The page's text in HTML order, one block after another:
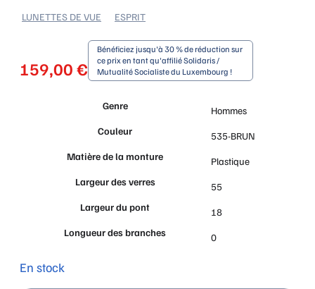
LUNETTES DE VUE ESPRIT
159,00 €
Bénéficiez jusqu'à 30 % de réduction sur
ce prix en tant qu'affilié Solidaris /
Mutualité Socialiste du Luxembourg !
Genre
Hommes
Couleur
535-BRUN
Matière de la monture
Plastique
Largeur des verres
55
Largeur du pont
18
Longueur des branches
0
En stock